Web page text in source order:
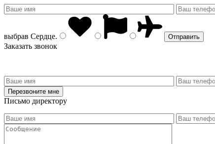
выбрав Сердце.
Заказать звонок
Письмо директору